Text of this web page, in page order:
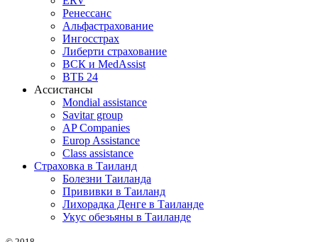
Ренессанс
Альфастрахование
Ингосстрах
Либерти страхование
ВСК и MedAssist
ВТБ 24
Ассистансы
Mondial assistance
Savitar group
AP Companies
Europ Assistance
Class assistance
Страховка в Таиланд
Болезни Таиланда
Прививки в Таиланд
Лихорадка Денге в Таиланде
Укус обезьяны в Таиланде